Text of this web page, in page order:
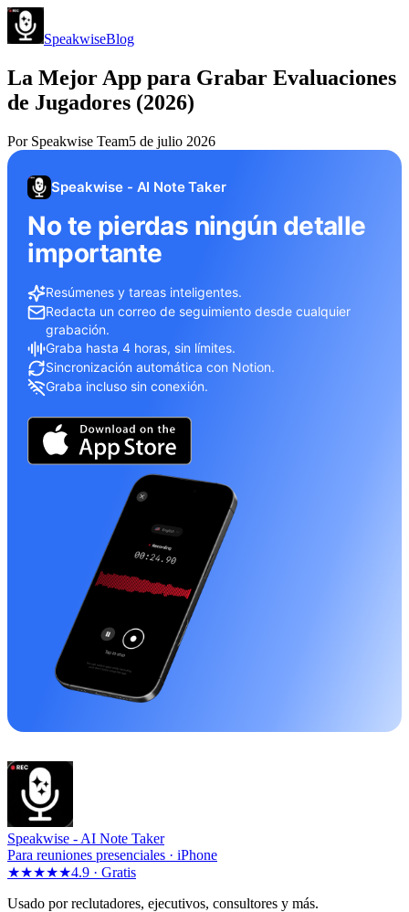
SpeakwiseBlog
La Mejor App para Grabar Evaluaciones
de Jugadores (2026)
Por Speakwise Team5 de julio 2026
Speakwise - AI Note Taker
No te pierdas ningún detalle
importante
Resúmenes y tareas inteligentes.
Redacta un correo de seguimiento desde cualquier
grabación.
Graba hasta 4 horas, sin límites.
Sincronización automática con Notion.
Graba incluso sin conexión.
Speakwise - AI Note Taker
Para reuniones presenciales · iPhone
★★★★★4.9 · Gratis
Usado por reclutadores, ejecutivos, consultores y más.